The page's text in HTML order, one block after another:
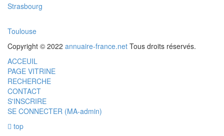
Strasbourg
Toulouse
Copyright © 2022 annuaire-france.net Tous droits réservés.
ACCEUIL
PAGE VITRINE
RECHERCHE
CONTACT
S'INSCRIRE
SE CONNECTER (MA-admin)
top